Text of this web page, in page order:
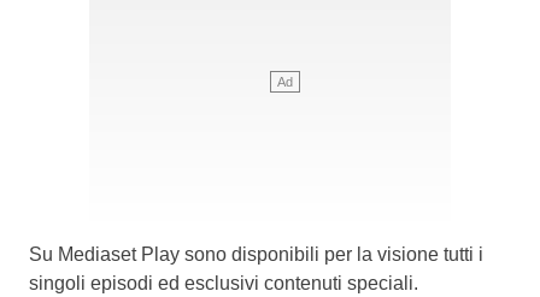
Su Mediaset Play sono disponibili per la visione tutti i
singoli episodi ed esclusivi contenuti speciali.